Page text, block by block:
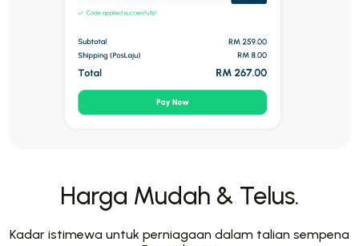
Harga Mudah & Telus.
Kadar istimewa untuk perniagaan dalam talian sempena